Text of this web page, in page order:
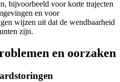
bijvoorbeeld voor korte trajecten
en voor
wijzen uit dat de wendbaarheid
zijn.
en oorzaken